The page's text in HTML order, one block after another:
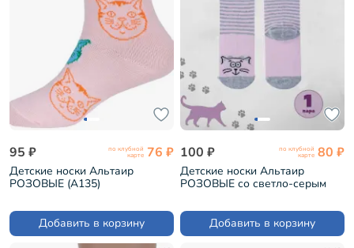
95 ₽ по клубной
карте 76 ₽
Детские носки Альтаир
РОЗОВЫЕ (А135)
Добавить в корзину
100 ₽ по клубной
карте 80 ₽
Детские носки Альтаир
РОЗОВЫЕ со светло-серым
Добавить в корзину